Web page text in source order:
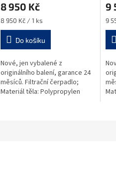
8 950 Kč
Měrná
cena:
8 950 Kč / 1 ks
Do košíku
Nové, jen vybalené z
originálního balení, garance 24
měsíců. Filtrační čerpadlo;
Materiál těla: Polypropylen
9
9